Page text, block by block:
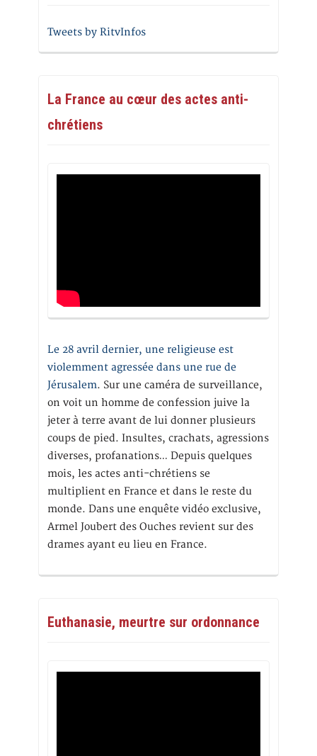
Tweets by RitvInfos
La France au cœur des actes anti-
chrétiens
Le 28 avril dernier, une religieuse est
violemment agressée dans une rue de
Jérusalem. Sur une caméra de surveillance,
on voit un homme de confession juive la
jeter à terre avant de lui donner plusieurs
coups de pied. Insultes, crachats, agressions
diverses, profanations… Depuis quelques
mois, les actes anti-chrétiens se
multiplient en France et dans le reste du
monde. Dans une enquête vidéo exclusive,
Armel Joubert des Ouches revient sur des
drames ayant eu lieu en France.
Euthanasie, meurtre sur ordonnance